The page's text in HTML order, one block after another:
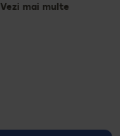
Vezi mai multe